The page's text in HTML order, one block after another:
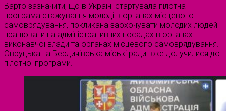
Варто зазначити, що в Україні стартувала пілотна
програма стажування молоді в органах місцевого
самоврядування, покликана заохочувати молодих людей
працювати на адміністративних посадах в органах
виконавчої влади та органах місцевого самоврядування.
Овруцька та Бердичівська міські ради вже долучилися до
пілотної програми.